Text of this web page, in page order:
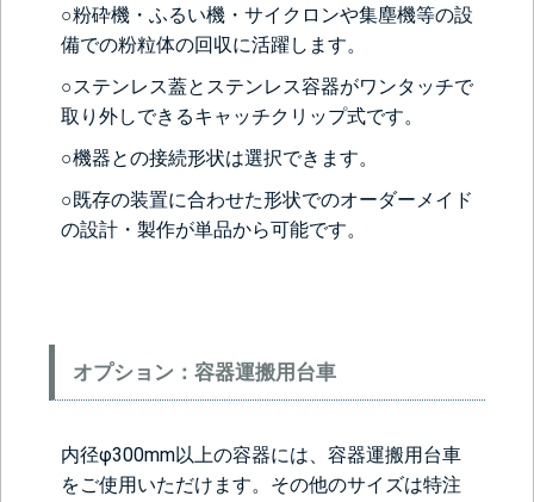
○粉砕機・ふるい機・サイクロンや集塵機等の設
備での粉粒体の回収に活躍します。
○ステンレス蓋とステンレス容器がワンタッチで
取り外しできるキャッチクリップ式です。
○機器との接続形状は選択できます。
○既存の装置に合わせた形状でのオーダーメイド
の設計・製作が単品から可能です。
オプション：容器運搬用台車
内径φ300mm以上の容器には、容器運搬用台車
をご使用いただけます。その他のサイズは特注